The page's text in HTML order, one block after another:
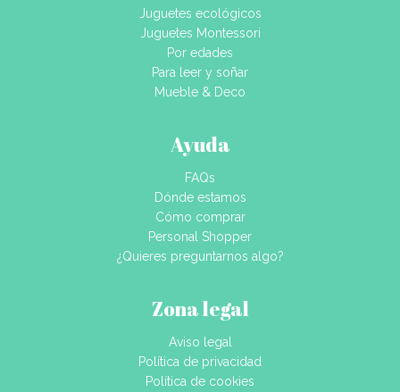
Juguetes ecológicos
Juguetes Montessori
Por edades
Para leer y soñar
Mueble & Deco
Ayuda
FAQs
Dónde estamos
Cómo comprar
Personal Shopper
¿Quieres preguntarnos algo?
Zona legal
Aviso legal
Política de privacidad
Política de cookies